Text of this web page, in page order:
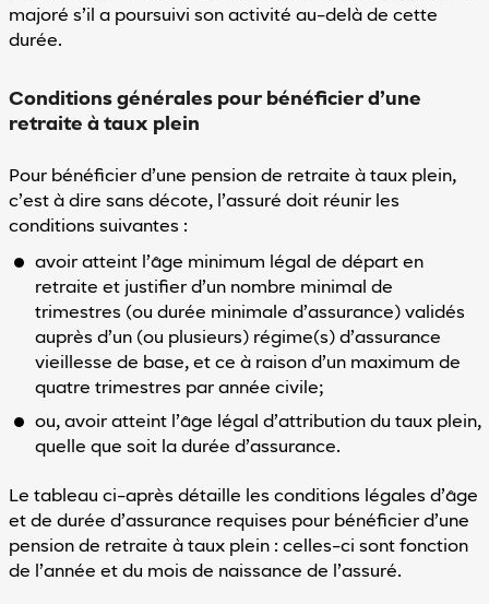
majoré s’il a poursuivi son activité au-delà de cette
durée.
Conditions générales pour bénéficier d’une
retraite à taux plein
Pour bénéficier d’une pension de retraite à taux plein,
c’est à dire sans décote, l’assuré doit réunir les
conditions suivantes :
avoir atteint l’âge minimum légal de départ en
retraite et justifier d’un nombre minimal de
trimestres (ou durée minimale d’assurance) validés
auprès d’un (ou plusieurs) régime(s) d’assurance
vieillesse de base, et ce à raison d’un maximum de
quatre trimestres par année civile;
ou, avoir atteint l’âge légal d’attribution du taux plein,
quelle que soit la durée d’assurance.
Le tableau ci-après détaille les conditions légales d’âge
et de durée d’assurance requises pour bénéficier d’une
pension de retraite à taux plein : celles-ci sont fonction
de l’année et du mois de naissance de l’assuré.